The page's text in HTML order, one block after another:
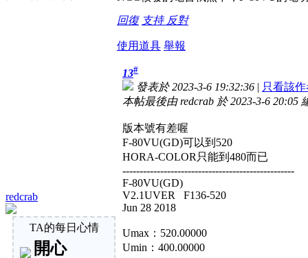
回復 支持 反對
使用道具 舉報
redcrab
TA的每日心情
開心
13#
發表於 2023-3-6 19:32:36 | 只看該
本帖最後由 redcrab 於 2023-3-6 20:05
版本號有差喔
F-80VU(GD)可以到520
HORA-COLOR只能到480而已
--------------------------------------------------
F-80VU(GD)
V2.1UVER F136-520
Jun 28 2018
Umax：520.00000
Umin：400.00000